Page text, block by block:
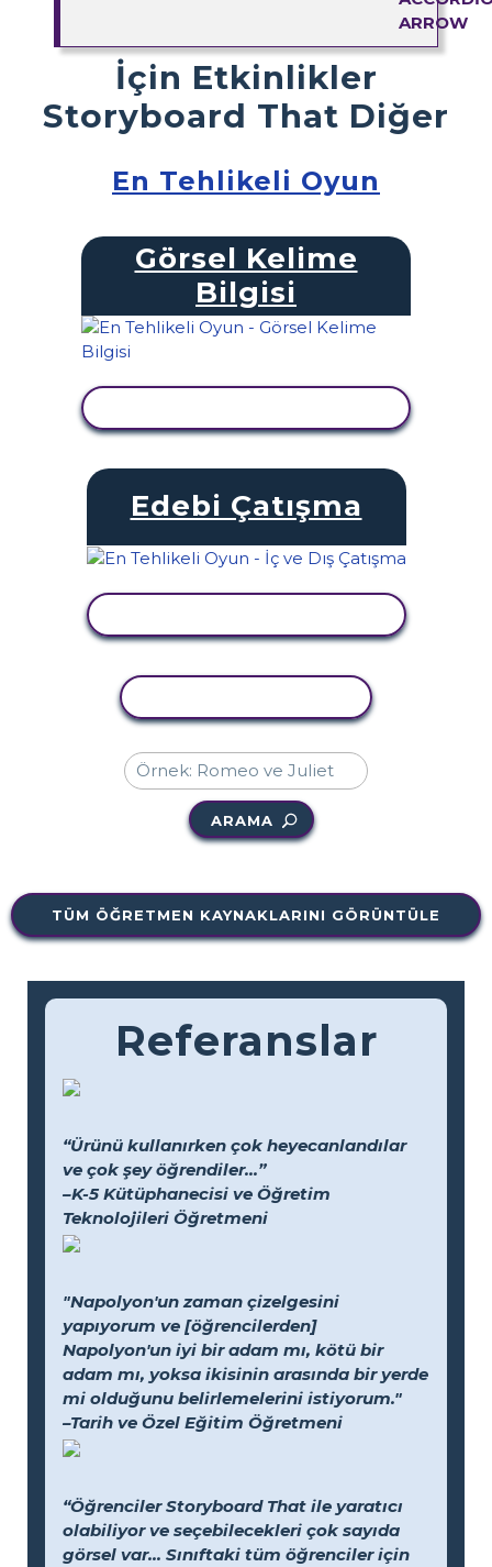
İçin Etkinlikler
Storyboard That Diğer
En Tehlikeli Oyun
Görsel Kelime
Bilgisi
Edebi Çatışma
ARAMA
TÜM ÖĞRETMEN KAYNAKLARINI GÖRÜNTÜLE
Referanslar
“Ürünü kullanırken çok heyecanlandılar
ve çok şey öğrendiler...”
–K-5 Kütüphanecisi ve Öğretim
Teknolojileri Öğretmeni
"Napolyon'un zaman çizelgesini
yapıyorum ve [öğrencilerden]
Napolyon'un iyi bir adam mı, kötü bir
adam mı, yoksa ikisinin arasında bir yerde
mi olduğunu belirlemelerini istiyorum."
–Tarih ve Özel Eğitim Öğretmeni
“Öğrenciler Storyboard That ile yaratıcı
olabiliyor ve seçebilecekleri çok sayıda
görsel var... Sınıftaki tüm öğrenciler için